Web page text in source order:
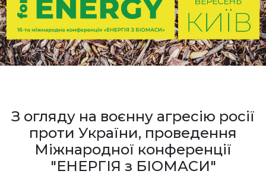
З огляду на воєнну агресію росії
проти України, проведення
Міжнародної конференції
"ЕНЕРГІЯ з БІОМАСИ"